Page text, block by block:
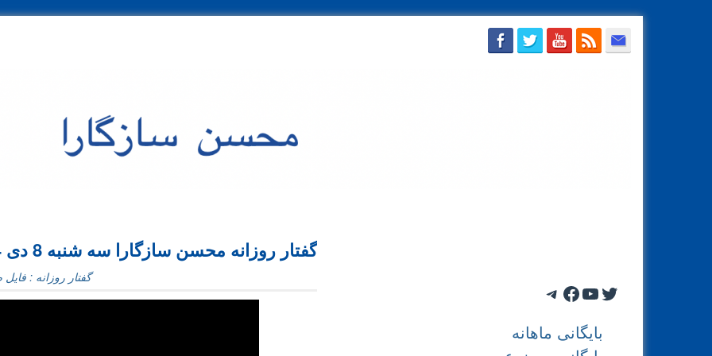
گفتار روزانه محسن سازگارا سه شنبه 8 دی 1394
گفتار روزانه : فایل‌
Telegram Facebook YouTube Twitter
بایگانی ماهانه